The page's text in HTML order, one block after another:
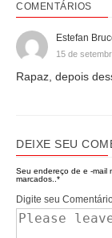
COMENTÁRIOS
Estefan
15 de
Rapaz, depois
DEIXE SEU
Seu endereço de e -mail
marcados.. *
Digite seu